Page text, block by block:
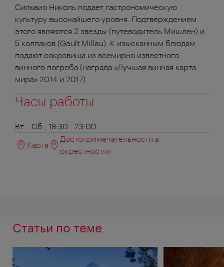
Сильвио Николь подает гастрономическую
культуру высочайшего уровня. Подтверждением
этого являются 2 звезды (путеводитель Мишлен) и
5 колпаков (Gault Millau). К изысканным блюдам
подают сокровища из всемирно известного
винного погреба (награда «Лучшая винная карта
мира» 2014 и 2017).
Часы работы
Вт. - Сб., 18:30 - 23:00
Карта
Достопримечательности в
окрестностях
Статьи по теме